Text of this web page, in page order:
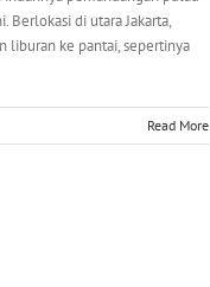
di utara Jakarta,
liburan ke pantai, sepertinya
Read More